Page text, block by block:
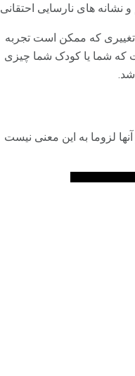
و نشانه های نارسایی احتقانی
تغییری که ممکن است تجربه
که شما یا کودک شما چیزی
لزوما به این معنی نیست